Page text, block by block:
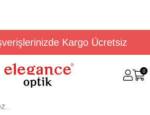
Kargo Ücretsiz
0
GÜNEŞ GÖZLÜĞÜ PHILIPP PLEIN SPP122V640300